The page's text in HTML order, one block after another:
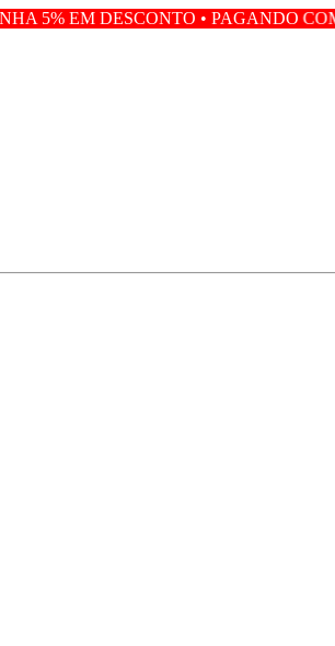
• PAGANDO COM PIX VOCÊ